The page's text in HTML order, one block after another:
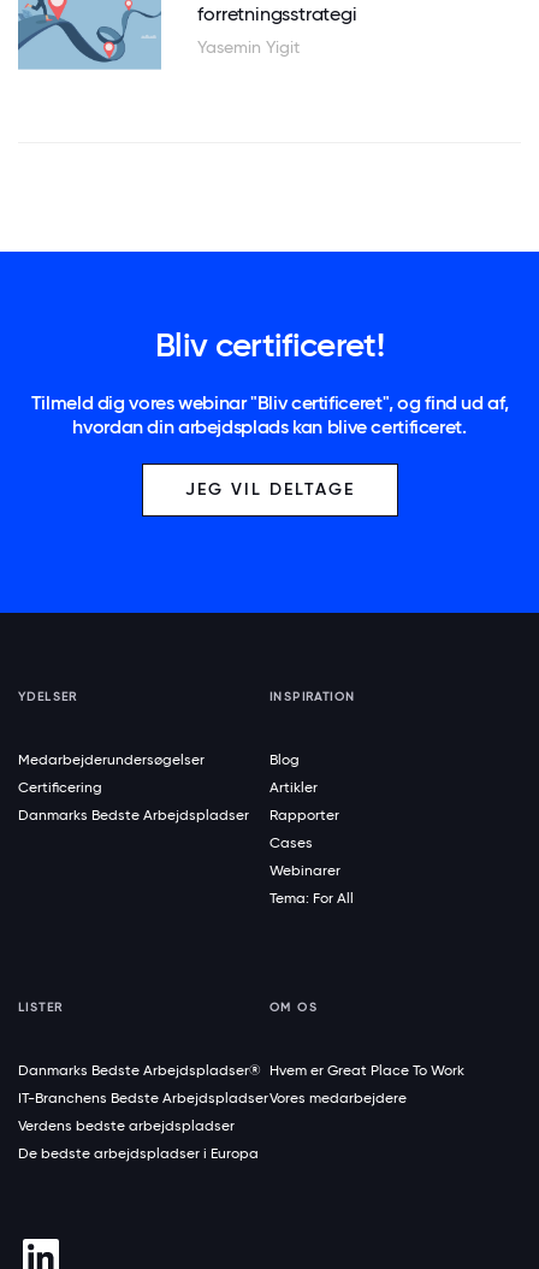
forretningsstrategi
Yasemin Yigit
Bliv certificeret!
Tilmeld dig vores webinar "Bliv certificeret", og find ud af,
hvordan din arbejdsplads kan blive certificeret.
JEG VIL DELTAGE
YDELSER
Medarbejderundersøgelser
Certificering
Danmarks Bedste Arbejdspladser
INSPIRATION
Blog
Artikler
Rapporter
Cases
Webinarer
Tema: For All
LISTER
Danmarks Bedste Arbejdspladser®
IT-Branchens Bedste Arbejdspladser
Verdens bedste arbejdspladser
De bedste arbejdspladser i Europa
OM OS
Hvem er Great Place To Work
Vores medarbejdere